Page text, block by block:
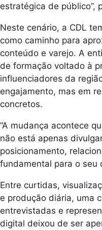
estratégica de público”,
Neste cenário, a CDL
como caminho para
conteúdo e varejo. A
de formação voltado à
influenciadores da
engajamento, mas em
concretos.
“A mudança acontece
não está apenas
posicionamento,
fundamental para o seu
Entre curtidas,
e produção diária, uma
entrevistadas e
digital deixou de ser